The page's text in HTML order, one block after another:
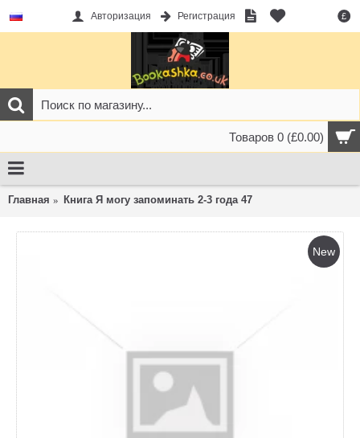
£
Авторизация Регистрация
Товаров 0 (£0.00)
Главная Книга Я могу запоминать 2-3 года 47
New